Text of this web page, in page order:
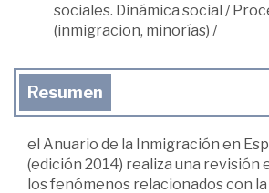
sociales. Dinámica social /
(inmigracion, minorías) /
Resumen
el Anuario de la Inmigración en
(edición 2014) realiza una revisión
los fenómenos relacionados con